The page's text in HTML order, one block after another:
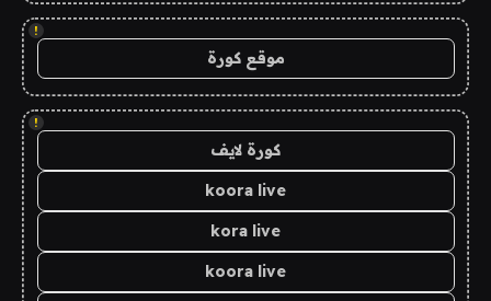
!
موقع كورة
!
كورة لايف
koora live
kora live
koora live